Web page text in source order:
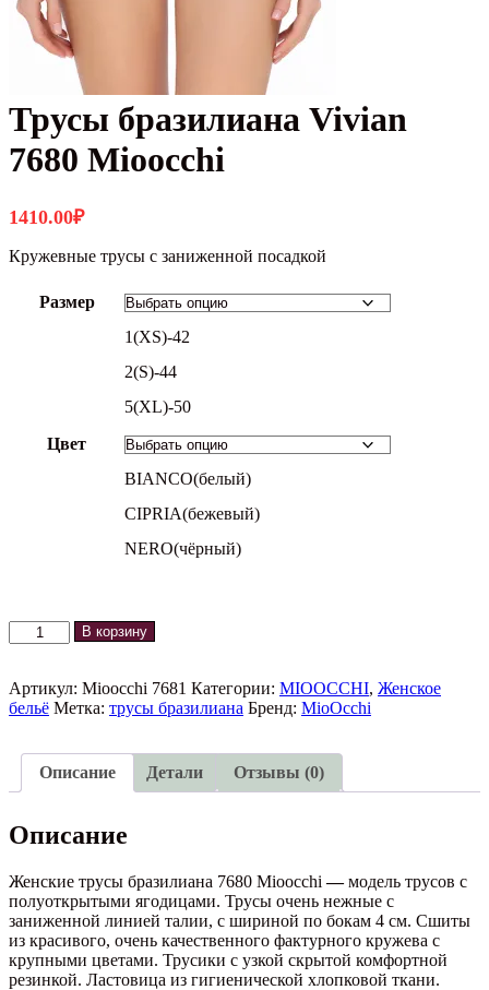
Трусы бразилиана Vivian
7680 Mioocchi
1410.00₽
Кружевные трусы с заниженной посадкой
Размер
1(XS)-42
2(S)-44
5(XL)-50
Цвет
BIANCO(белый)
CIPRIA(бежевый)
NERO(чёрный)
Количество
товара
бразилиана
Vivian
В корзину
Артикул: Mioocchi 7681 Категории: MIOOCCHI, Женское
бельё Метка: трусы бразилиана Бренд: MioOcchi
Описание Детали Отзывы (0)
Описание
Женские трусы бразилиана 7680 Mioocchi—модель трусов с
полуоткрытыми ягодицами. Трусы очень нежные с
заниженной линией талии, с шириной по бокам 4 см. Сшиты
из красивого, очень качественного фактурного кружева с
крупными цветами. Трусики с узкой скрытой комфортной
резинкой. Ластовица из гигиенической хлопковой ткани.